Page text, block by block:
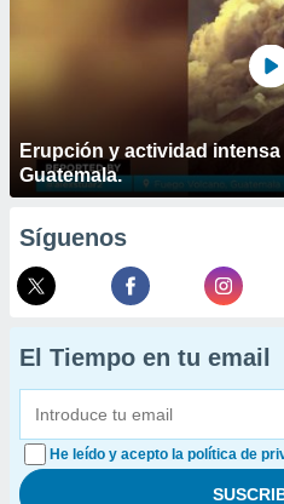
Erupción y actividad
Guatemala.
Síguenos
El Tiempo en tu email
He leído y acepto la política de